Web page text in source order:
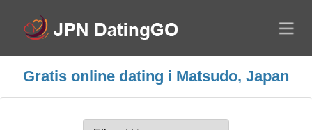
Gratis online dating i Matsudo, Japan